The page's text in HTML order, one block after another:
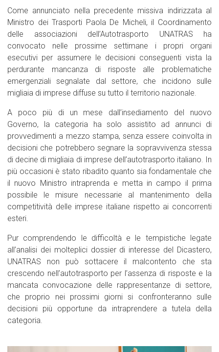
Come annunciato nella precedente missiva indirizzata al
Ministro dei Trasporti Paola De Micheli, il Coordinamento
delle associazioni dell’Autotrasporto UNATRAS ha
convocato nelle prossime settimane i propri organi
esecutivi per assumere le decisioni conseguenti vista la
perdurante mancanza di risposte alle problematiche
emergenziali segnalate dal settore, che incidono sulle
migliaia di imprese diffuse su tutto il territorio nazionale.
A poco più di un mese dall’insediamento del nuovo
Governo, la categoria ha solo assistito ad annunci di
provvedimenti a mezzo stampa, senza essere coinvolta in
decisioni che potrebbero segnare la sopravvivenza stessa
di decine di migliaia di imprese dell’autotrasporto italiano. In
più occasioni è stato ribadito quanto sia fondamentale che
il nuovo Ministro intraprenda e metta in campo il prima
possibile le misure necessarie al mantenimento della
competitività delle imprese italiane rispetto ai concorrenti
esteri.
Pur comprendendo le difficoltà e le tempistiche legate
all’analisi dei molteplici dossier di interesse del Dicastero,
UNATRAS non può sottacere il malcontento che sta
crescendo nell’autotrasporto per l’assenza di risposte e la
mancata convocazione delle rappresentanze di settore,
che proprio nei prossimi giorni si confronteranno sulle
decisioni più opportune da intraprendere a tutela della
categoria.